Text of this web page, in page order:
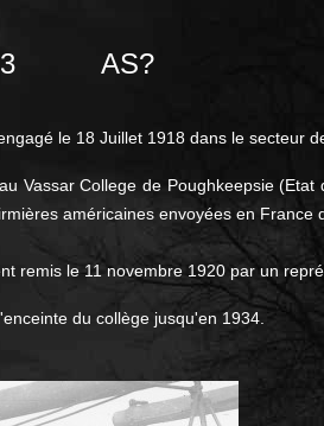
AS?
le 18 Juillet 1918 dans le secteur
Vassar College de Poughkeepsie
américaines envoyées en France
remis le 11 novembre 1920 par un
du collège jusqu'en 1934.